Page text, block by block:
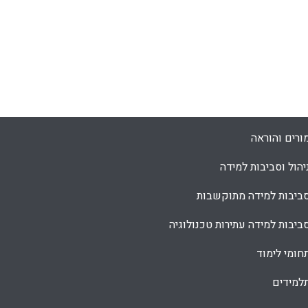
והוראה
וסביבות למידה
למידה מתוקשבות
למידה עתירות טכנולוגיה
לימוד